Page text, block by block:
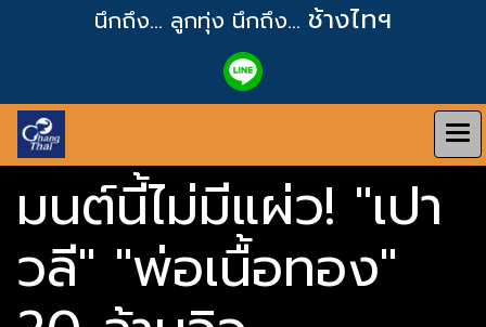
นึกถึง... ลูกทุ่ง นึกถึง... ช้างไทฯ
มนต์นี้ไม่มีแผ่ว! "เปา
วลี" "พ่อเนื้อทอง"